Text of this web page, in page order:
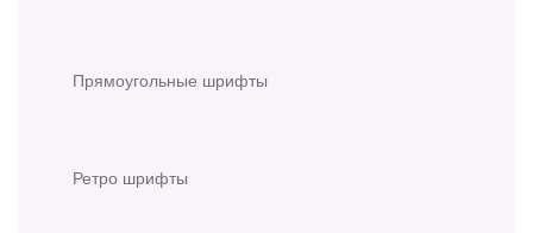
Прямоугольные шрифты
Ретро шрифты